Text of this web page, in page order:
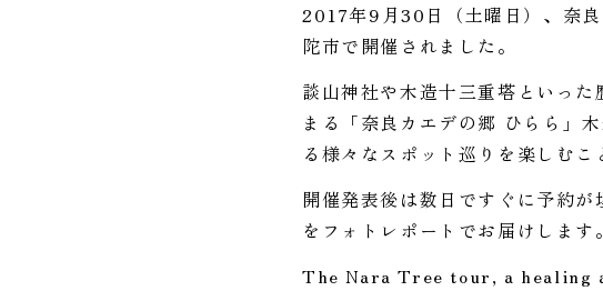
2017年9月30日（土曜日）、奈
陀市で開催されました。
談山神社や木造十三重塔といっ
まる「奈良カエデの郷 ひらら」
る様々なスポット巡りを楽しむこ
開催発表後は数日ですぐに予約
をフォトレポートでお届けします。
The Nara Tree tour, a healing